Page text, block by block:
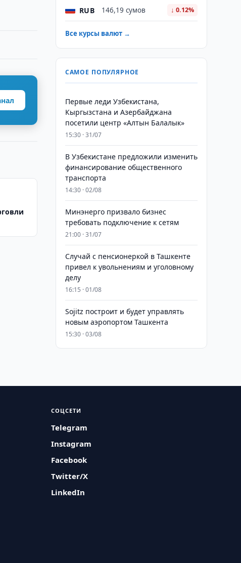
RUB 146,19 сумов ↓ 0.12%
Все курсы валют →
САМОЕ ПОПУЛЯРНОЕ
Первые леди Узбекистана,
Кыргызстана и Азербайджана
посетили центр «Алтын Балалык»
15:30 · 31/07
В Узбекистане предложили изменить
финансирование общественного
транспорта
14:30 · 02/08
Минэнерго призвало бизнес
требовать подключение к сетям
21:00 · 31/07
Случай с пенсионеркой в Ташкенте
привел к увольнениям и уголовному
делу
16:15 · 01/08
Sojitz построит и будет управлять
новым аэропортом Ташкента
15:30 · 03/08
СОЦСЕТИ
Telegram
Instagram
Facebook
Twitter/X
LinkedIn